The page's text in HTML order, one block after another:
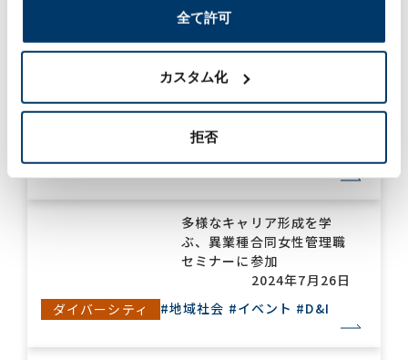
全て許可
カスタム化
拒否
「くるみん認定」を取得
企業情報
#D&I #ニュースリリース
多様なキャリア形成を学
ぶ、異業種合同女性管理職
セミナーに参加
2024年7月26日
ダイバーシティ
#地域社会 #イベント #D&I